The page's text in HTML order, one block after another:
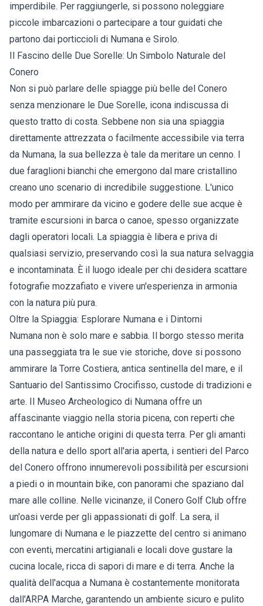
imperdibile. Per raggiungerle, si possono noleggiare
piccole imbarcazioni o partecipare a tour guidati che
partono dai porticcioli di Numana e Sirolo.
Il Fascino delle Due Sorelle: Un Simbolo Naturale del
Conero
Non si può parlare delle spiagge più belle del Conero
senza menzionare le Due Sorelle, icona indiscussa di
questo tratto di costa. Sebbene non sia una spiaggia
direttamente attrezzata o facilmente accessibile via terra
da Numana, la sua bellezza è tale da meritare un cenno. I
due faraglioni bianchi che emergono dal mare cristallino
creano uno scenario di incredibile suggestione. L'unico
modo per ammirare da vicino e godere delle sue acque è
tramite escursioni in barca o canoe, spesso organizzate
dagli operatori locali. La spiaggia è libera e priva di
qualsiasi servizio, preservando così la sua natura selvaggia
e incontaminata. È il luogo ideale per chi desidera scattare
fotografie mozzafiato e vivere un'esperienza in armonia
con la natura più pura.
Oltre la Spiaggia: Esplorare Numana e i Dintorni
Numana non è solo mare e sabbia. Il borgo stesso merita
una passeggiata tra le sue vie storiche, dove si possono
ammirare la Torre Costiera, antica sentinella del mare, e il
Santuario del Santissimo Crocifisso, custode di tradizioni e
arte. Il Museo Archeologico di Numana offre un
affascinante viaggio nella storia picena, con reperti che
raccontano le antiche origini di questa terra. Per gli amanti
della natura e dello sport all'aria aperta, i sentieri del Parco
del Conero offrono innumerevoli possibilità per escursioni
a piedi o in mountain bike, con panorami che spaziano dal
mare alle colline. Nelle vicinanze, il Conero Golf Club offre
un'oasi verde per gli appassionati di golf. La sera, il
lungomare di Numana e le piazzette del centro si animano
con eventi, mercatini artigianali e locali dove gustare la
cucina locale, ricca di sapori di mare e di terra. Anche la
qualità dell'acqua a Numana è costantemente monitorata
dall'ARPA Marche, garantendo un ambiente sicuro e pulito